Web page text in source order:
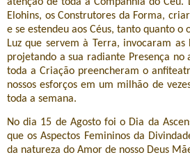
atenção de toda a Companhia do Céu.
Elohins, os Construtores da Forma,
e se estendeu aos Céus, tanto quanto o
Luz que servem à Terra, invocaram
projetando a sua radiante Presença no
toda a Criação preencheram o
nossos esforços em um milhão de
toda a semana.
No dia 15 de Agosto foi o Dia da
que os Aspectos Femininos da
da natureza do Amor de nosso Deus